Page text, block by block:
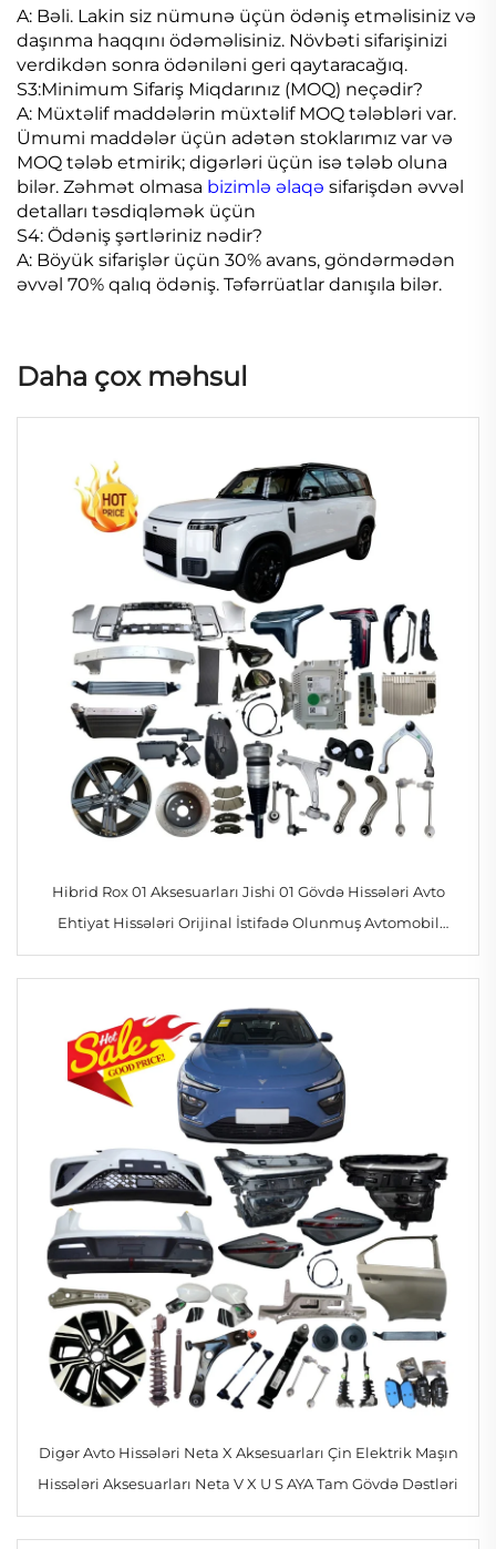
A: Bəli. Lakin siz nümunə üçün ödəniş etməlisiniz və
daşınma haqqını ödəməlisiniz. Növbəti sifarişinizi
verdikdən sonra ödəniləni geri qaytaracağıq.
S3:Minimum Sifariş Miqdarınız (MOQ) neçədir?
A: Müxtəlif maddələrin müxtəlif MOQ tələbləri var.
Ümumi maddələr üçün adətən stoklarımız var və
MOQ tələb etmirik; digərləri üçün isə tələb oluna
bilər. Zəhmət olmasa bizimlə əlaqə sifarişdən əvvəl
detalları təsdiqləmək üçün
S4: Ödəniş şərtləriniz nədir?
A: Böyük sifarişlər üçün 30% avans, göndərmədən
əvvəl 70% qalıq ödəniş. Təfərrüatlar danışıla bilər.
Daha çox məhsul
Hibrid Rox 01 Aksesuarları Jishi 01 Gövdə Hissələri Avto
Ehtiyat Hissələri Orijinal İstifadə Olunmuş Avtomobil
Aksesuarları Anbarda
Digər Avto Hissələri Neta X Aksesuarları Çin Elektrik Maşın
Hissələri Aksesuarları Neta V X U S AYA Tam Gövdə Dəstləri